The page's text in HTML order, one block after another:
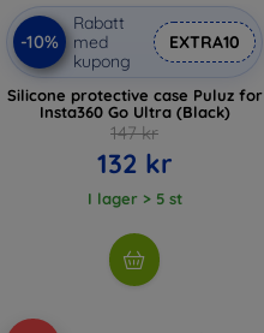
-10%
Rabatt
med
kupong
EXTRA10
Silicone protective case Puluz for
Insta360 Go Ultra (Black)
147 kr
132 kr
I lager > 5 st